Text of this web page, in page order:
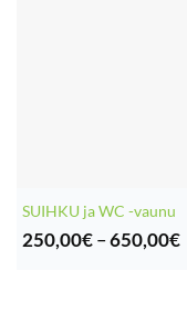
SUIHKU ja WC -vaunu
250,00€ –650,00€